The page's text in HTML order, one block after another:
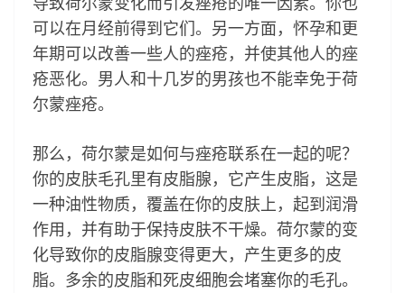
可以在月经前得到它们。另一方面，怀孕和更
年期可以改善一些人的痤疮，并使其他人的痤
疮恶化。男人和十几岁的男孩也不能幸免于荷
尔蒙痤疮。
那么，荷尔蒙是如何与痤疮联系在一起的呢？
你的皮肤毛孔里有皮脂腺，它产生皮脂，这是
一种油性物质，覆盖在你的皮肤上，起到润滑
作用，并有助于保持皮肤不干燥。荷尔蒙的变
化导致你的皮脂腺变得更大，产生更多的皮
脂。多余的皮脂和死皮细胞会堵塞你的毛孔。